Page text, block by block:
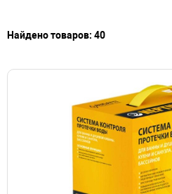
Найдено товаров: 40